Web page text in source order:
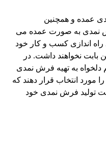
عمده و همچنین
نمدی به صورت عمده می
راه اندازی کسب و کار خود
بابت نخواهند داشت. در
دلخواه به تهیه فرش نمدی
مورد انتخاب قرار دهند که
تولید فرش نمدی خود